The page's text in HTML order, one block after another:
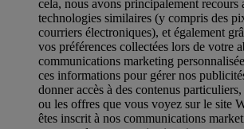
cela, nous avons principalement recours
technologies similaires (y compris des
courriers électroniques), et également
vos préférences collectées lors de votre
communications marketing
ces informations pour gérer nos
donner accès à des contenus
ou les offres que vous voyez sur le site
êtes inscrit à nos communications